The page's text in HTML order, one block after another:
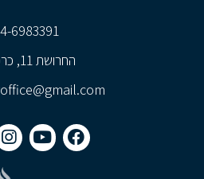
6983391
החרושת 11, כרמיאל